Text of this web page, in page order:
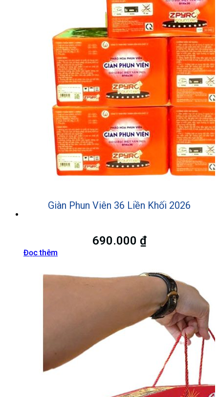
Giàn Phun Viên 36 Liền Khối 2026
690.000 ₫
Đọc thêm